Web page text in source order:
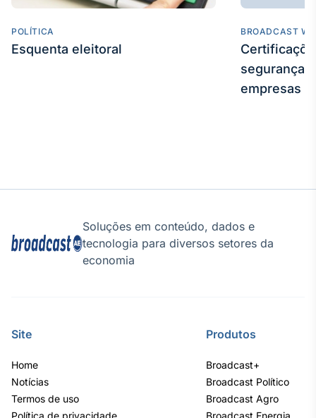
POLÍTICA
Esquenta eleitoral
BROADCAST
segurança
empresas
Soluções em conteúdo, dados e
tecnologia para diversos setores da
economia
Site
Home
Notícias
Termos de uso
Política de privacidade
Produtos
Broadcast+
Broadcast Político
Broadcast Agro
Broadcast Energia